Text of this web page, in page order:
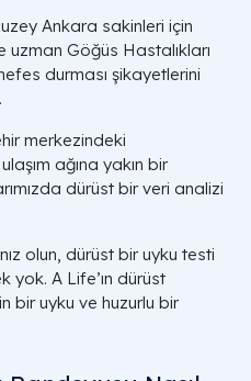
Ankara sakinleri için
uzman Göğüs Hastalıkları
durması şikayetlerini
merkezindeki
ağına yakın bir
dürüst bir veri analizi
olun, dürüst bir uyku testi
yok. A Life’ın dürüst
bir uyku ve huzurlu bir